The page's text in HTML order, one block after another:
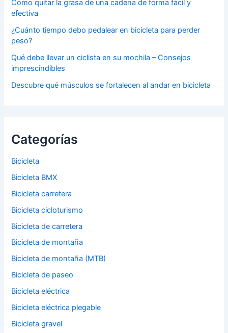
Cómo quitar la grasa de una cadena de forma fácil y
efectiva
¿Cuánto tiempo debo pedalear en bicicleta para perder
peso?
Qué debe llevar un ciclista en su mochila – Consejos
imprescindibles
Descubre qué músculos se fortalecen al andar en bicicleta
Categorías
Bicicleta
Bicicleta BMX
Bicicleta carretera
Bicicleta cicloturismo
Bicicleta de carretera
Bicicleta de montaña
Bicicleta de montaña (MTB)
Bicicleta de paseo
Bicicleta eléctrica
Bicicleta eléctrica plegable
Bicicleta gravel